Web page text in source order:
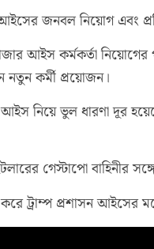
জনবল নিয়োগ এবং
আইস কর্মকর্তা নিয়োগের
নতুন কর্মী প্রয়োজন।
নিয়ে ভুল ধারণা দূর
গেস্টাপো বাহিনীর
করে ট্রাম্প প্রশাসন